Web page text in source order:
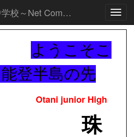
珠洲市立大谷中学校～Net Commons～
ようこそこ
登半島の先
Otani junior High
珠